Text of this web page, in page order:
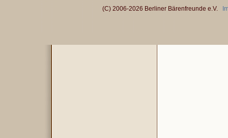
(C) 2006-2026 Berliner Bärenfreunde e.V.